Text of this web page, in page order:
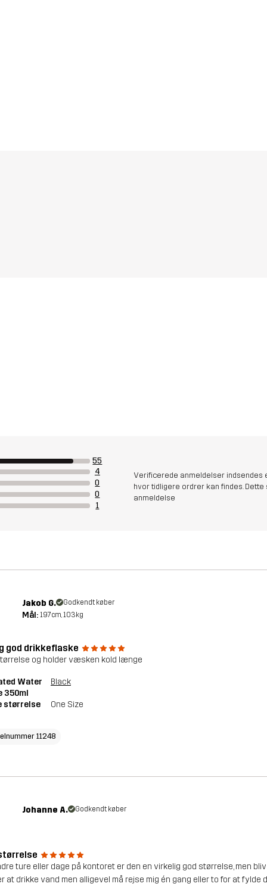
55
4
0
0
1
Verificerede anmeldelser indsendes
hvor tidligere ordrer kan findes.
anmeldelse
Jakob G. Godkendt køber
Mål: 197cm, 103kg
god drikkeflaske
og holder væsken kold længe
Water
350ml
Black
størrelse One Size
11248
Johanne A. Godkendt køber
ture eller dage på kontoret er den en virkelig god størrelse, men
at drikke vand men alligevel må rejse mig én gang eller to for at fylde